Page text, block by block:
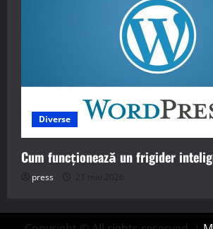
Diverse
Cum funcționează un frigider
press 21 mai 2026